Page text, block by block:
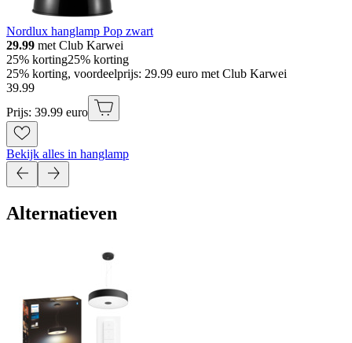
Nordlux hanglamp Pop zwart
29.99 met Club Karwei
25% korting25% korting
25% korting, voordeelprijs: 29.99 euro met Club Karwei
39.99
Prijs: 39.99 euro
Bekijk alles in hanglamp
Alternatieven